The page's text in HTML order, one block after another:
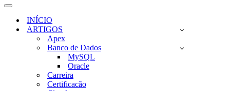
de
navegação
Menu
navegaçãoINÍCIO
ARTIGOS
Apex
Banco de Dados
MySQL
Oracle
Carreira
Certificacão